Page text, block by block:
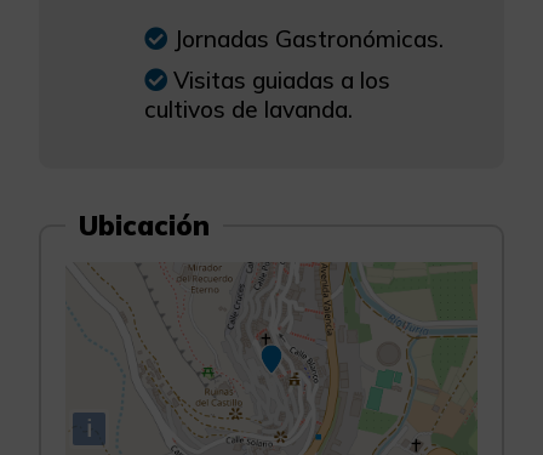
Jornadas Gastronómicas.
Visitas guiadas a los
cultivos de lavanda.
Ubicación
i